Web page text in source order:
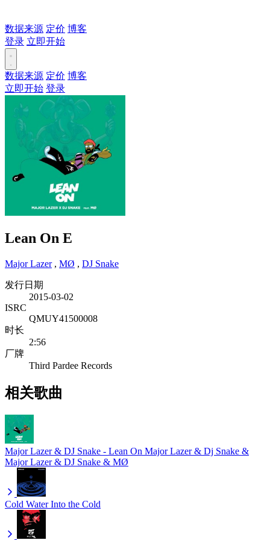
数据来源 定价 博客
登录 立即开始
数据来源 定价 博客
立即开始 登录
Lean On E
Major Lazer, MØ , DJ Snake
发行日期
2015-03-02
ISRC
QMUY41500008
时长
2:56
厂牌
Third Pardee Records
相关歌曲
Major Lazer & DJ Snake - Lean On Major Lazer & Dj Snake &
Major Lazer & DJ Snake & MØ
Cold Water Into the Cold